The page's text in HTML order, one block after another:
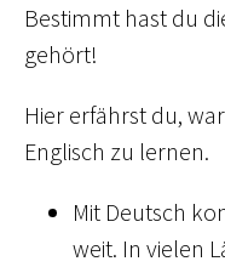
Bestimmt hast du
gehört!
Hier erfährst du,
Englisch zu lernen.
Mit Deutsch
weit. In vielen